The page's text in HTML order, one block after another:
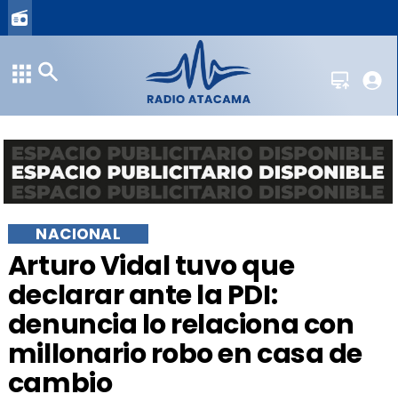
Arturo Vidal tuvo que
declarar ante la PDI:
denuncia lo relaciona con
millonario robo en casa de
cambio
NACIONAL